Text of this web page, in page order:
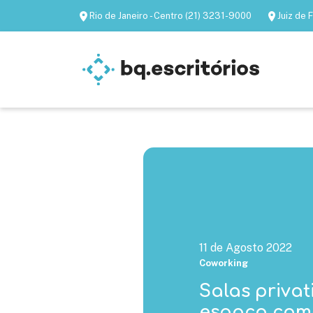
Rio de Janeiro - Centro (21) 3231-9000 Juiz de
Escritórios
11 de Agosto 2022
Coworking
Salas